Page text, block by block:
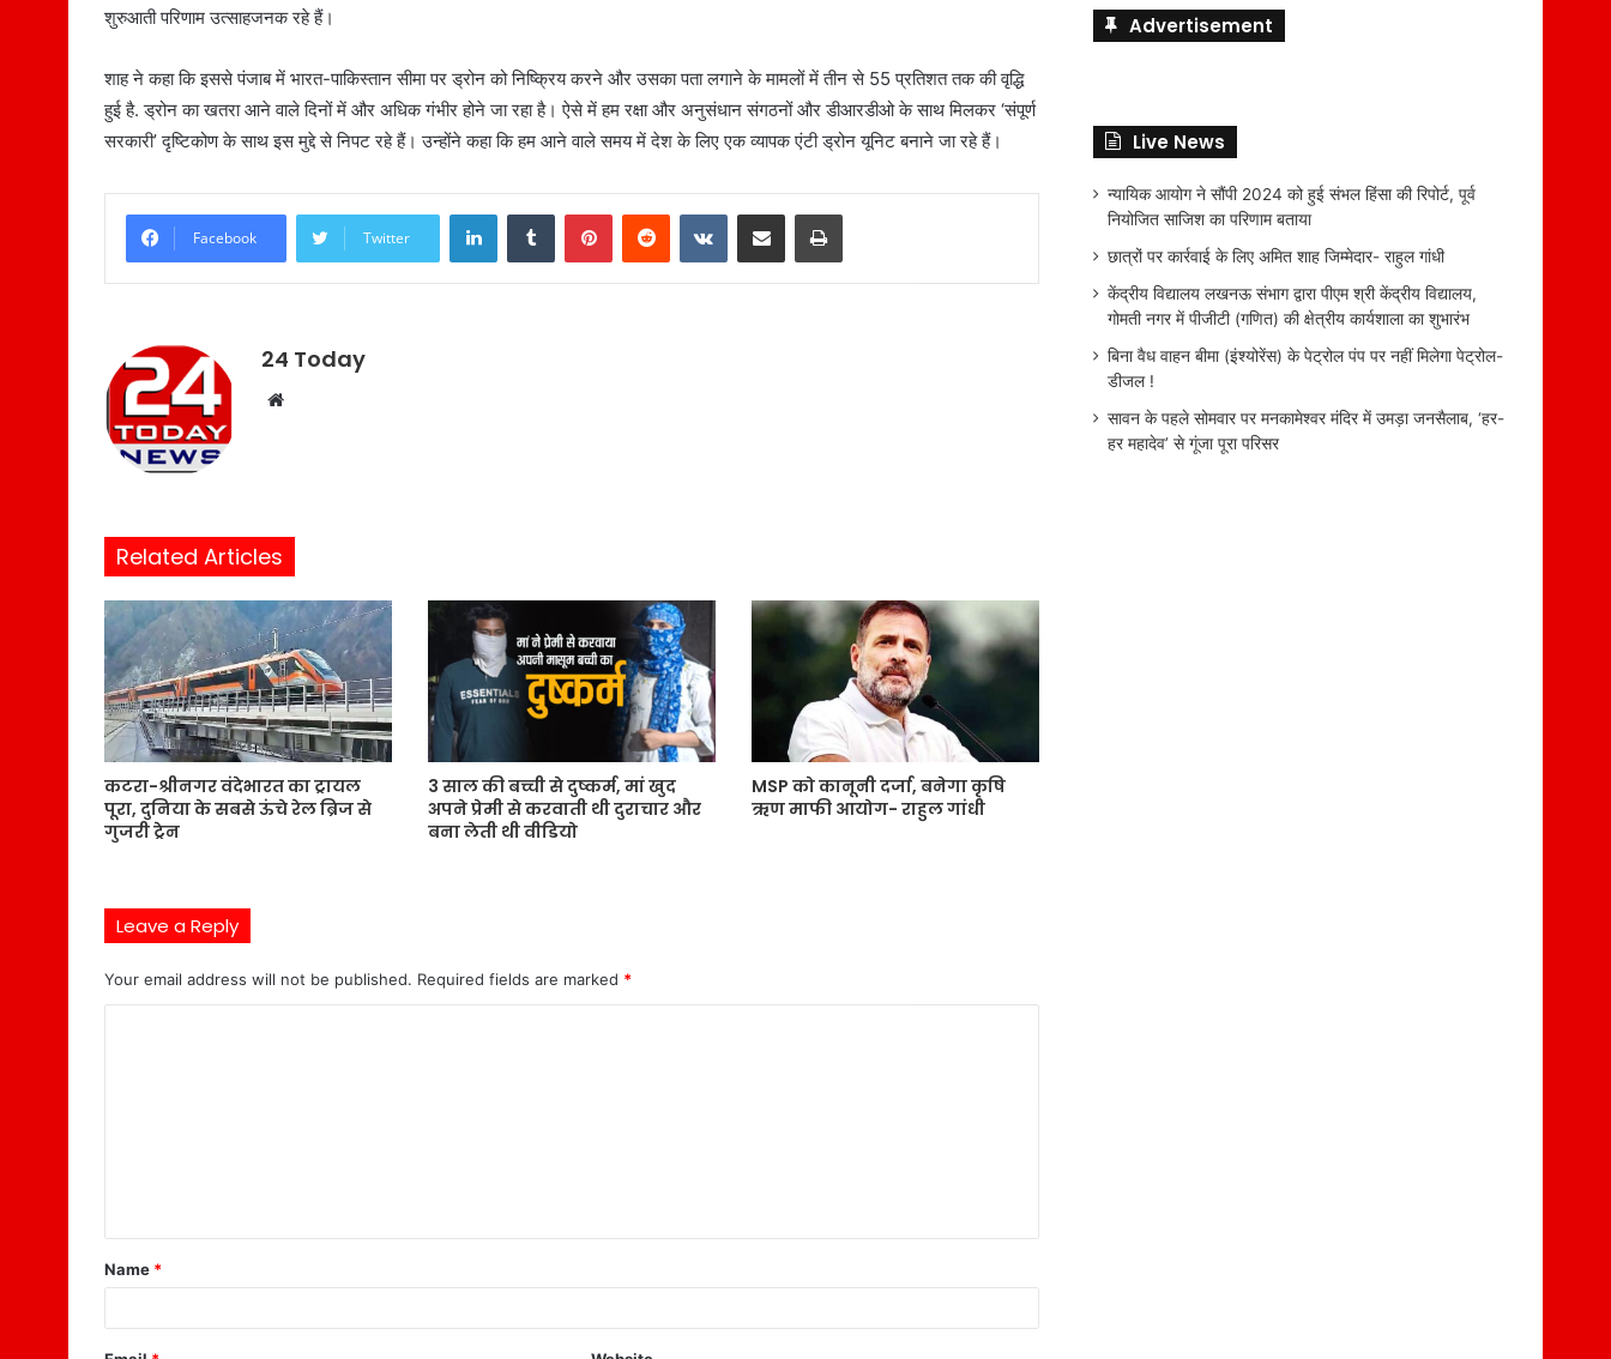
शुरुआती परिणाम उत्साहजनक रहे हैं।
शाह ने कहा कि इससे पंजाब में भारत-पाकिस्तान सीमा पर ड्रोन को निष्क्रिय करने और उसका पता लगाने के मामलों में तीन से 55 प्रतिशत तक की वृद्धि
हुई है. ड्रोन का खतरा आने वाले दिनों में और अधिक गंभीर होने जा रहा है। ऐसे में हम रक्षा और अनुसंधान संगठनों और डीआरडीओ के साथ मिलकर ‘संपूर्ण
सरकारी’ दृष्टिकोण के साथ इस मुद्दे से निपट रहे हैं। उन्होंने कहा कि हम आने वाले समय में देश के लिए एक व्यापक एंटी ड्रोन यूनिट बनाने जा रहे हैं।
Facebook Twitter
24 Today
t
e
Related Articles
कटरा-श्रीनगर वंदेभारत का ट्रायल
पूरा, दुनिया के सबसे ऊंचे रेल ब्रिज से
गुजरी ट्रेन
3 साल की बच्ची से दुष्कर्म, मां खुद
अपने प्रेमी से करवाती थी दुराचार और
बना लेती थी वीडियो
MSP को कानूनी दर्जा, बनेगा कृषि
ऋण माफी आयोग- राहुल गांधी
Leave a Reply
Your email address will not be published. Required fields are marked *
t
*
Name *
Advertisement
Live News
न्यायिक आयोग ने सौंपी 2024 को हुई संभल हिंसा की रिपोर्ट, पूर्व
नियोजित साजिश का परिणाम बताया
छात्रों पर कार्रवाई के लिए अमित शाह जिम्मेदार- राहुल गांधी
केंद्रीय विद्यालय लखनऊ संभाग द्वारा पीएम श्री केंद्रीय विद्यालय,
गोमती नगर में पीजीटी (गणित) की क्षेत्रीय कार्यशाला का शुभारंभ
बिना वैध वाहन बीमा (इंश्योरेंस) के पेट्रोल पंप पर नहीं मिलेगा पेट्रोल-
डीजल !
सावन के पहले सोमवार पर मनकामेश्वर मंदिर में उमड़ा जनसैलाब, ‘हर-
हर महादेव’ से गूंजा पूरा परिसर